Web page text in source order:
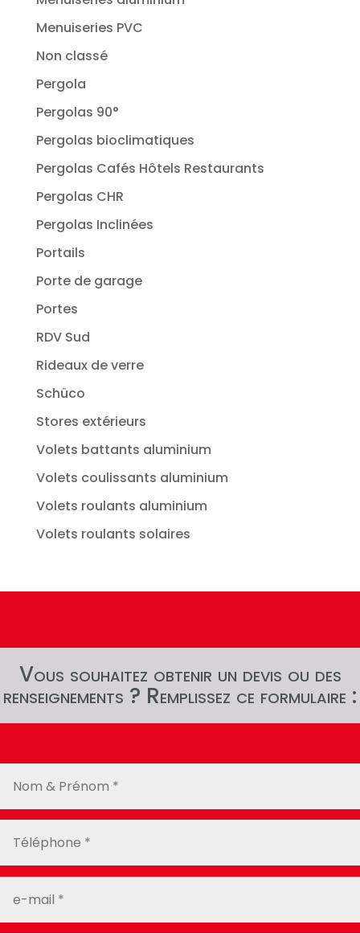
Menuiseries PVC
Non classé
Pergola
Pergolas 90°
Pergolas bioclimatiques
Pergolas Cafés Hôtels Restaurants
Pergolas CHR
Pergolas Inclinées
Portails
Porte de garage
Portes
RDV Sud
Rideaux de verre
Schüco
Stores extérieurs
Volets battants aluminium
Volets coulissants aluminium
Volets roulants aluminium
Volets roulants solaires
Vous souhaitez obtenir un devis ou des
renseignements ? Remplissez ce formulaire :